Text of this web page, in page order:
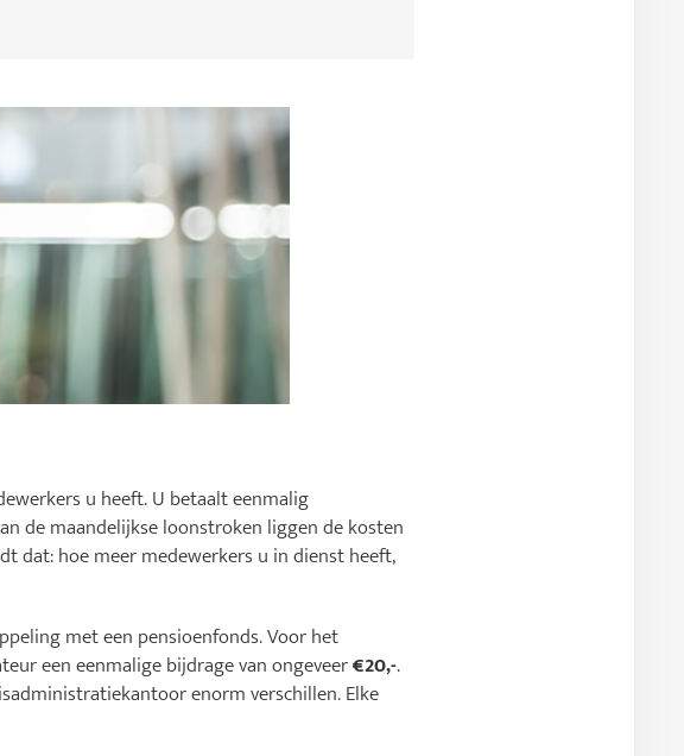
u heeft. U betaalt eenmalig
de maandelijkse loonstroken liggen de kosten
dat: hoe meer medewerkers u in dienst heeft,
met een pensioenfonds. Voor het
een eenmalige bijdrage van ongeveer€20,-.
enorm verschillen. Elke